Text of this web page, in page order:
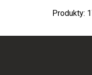
Produkty: